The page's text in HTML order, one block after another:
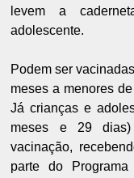
levem a
adolescente.
Podem ser
meses a menores
Já crianças e
meses e 29
vacinação,
parte do